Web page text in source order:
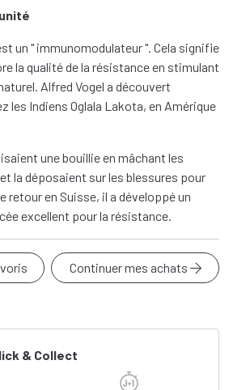
un " immunomodulateur ". Cela signifie
la qualité de la résistance en stimulant
Alfred Vogel a découvert
les Indiens Oglala Lakota, en Amérique
une bouillie en mâchant les
la déposaient sur les blessures pour
retour en Suisse, il a développé un
excellent pour la résistance.
Continuer mes achats
& Collect